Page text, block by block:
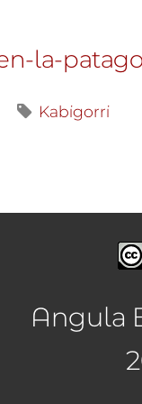
la-
Kabigorri
Angula